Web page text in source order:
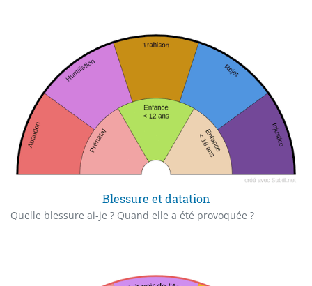
Blessure et datation
Quelle blessure ai-je ? Quand elle a été provoquée ?